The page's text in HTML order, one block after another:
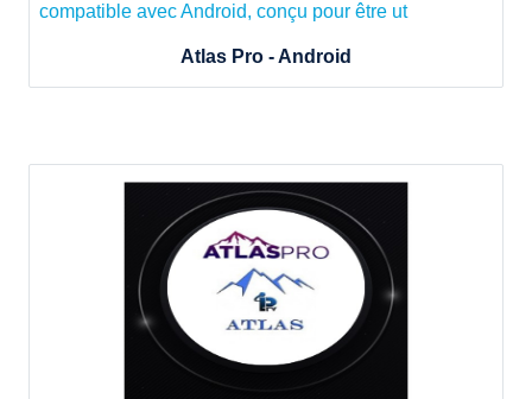
compatible avec Android, conçu pour être ut
Atlas Pro - Android